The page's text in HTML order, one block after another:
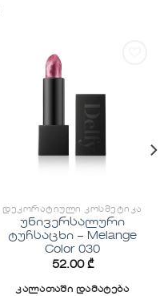
ᲓᲔᲙᲝᲠᲐᲢᲘᲣᲚᲘ ᲙᲝᲡᲛᲔᲢᲘᲙᲐ
უნივერსალური
ტუჩსაცხი – Melange
Color 030
52.00 ₾
კალათაში დამატება